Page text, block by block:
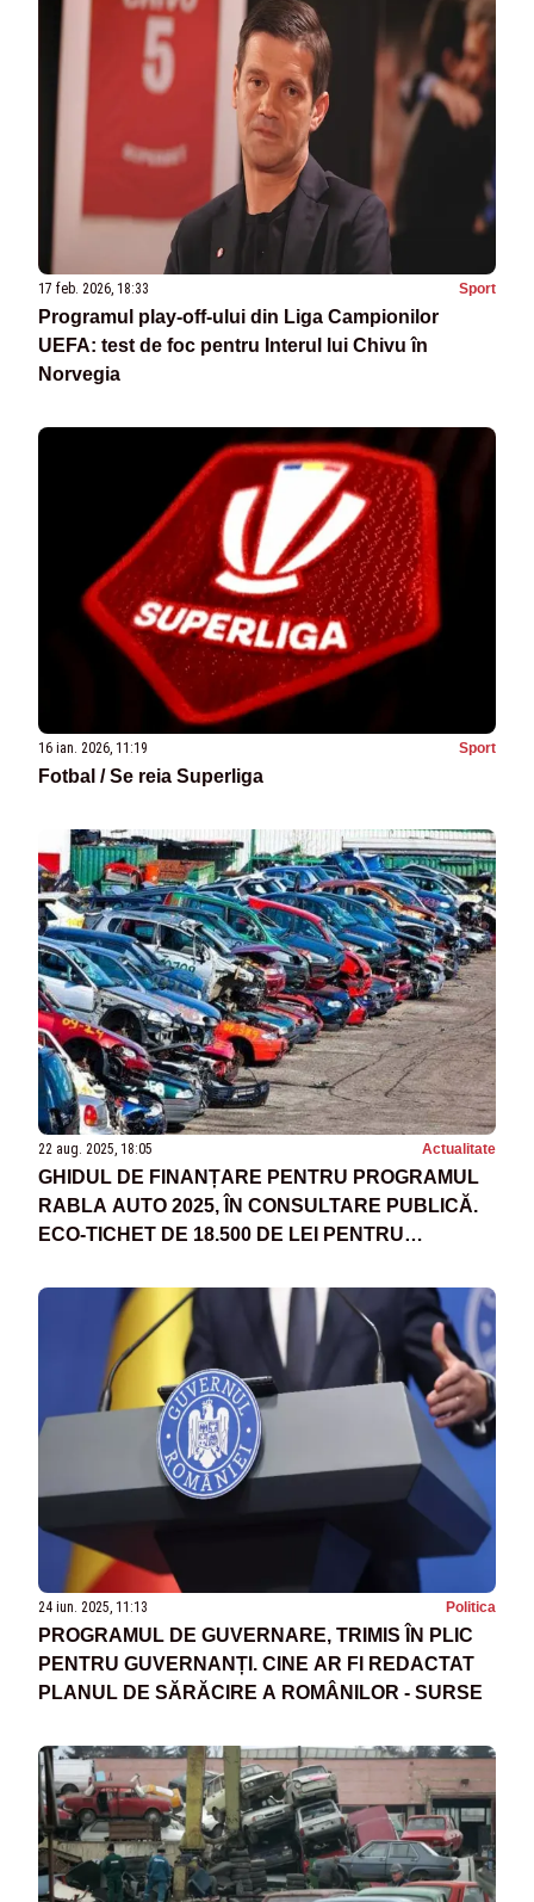
17 feb. 2026, 18:33 Sport
Programul play-off-ului din Liga Campionilor
UEFA: test de foc pentru Interul lui Chivu în
Norvegia
16 ian. 2026, 11:19 Sport
Fotbal / Se reia Superliga
22 aug. 2025, 18:05 Actualitate
GHIDUL DE FINANȚARE PENTRU PROGRAMUL
RABLA AUTO 2025, ÎN CONSULTARE PUBLICĂ.
ECO-TICHET DE 18.500 DE LEI PENTRU
24 iun. 2025, 11:13 Politica
PROGRAMUL DE GUVERNARE, TRIMIS ÎN PLIC
PENTRU GUVERNANȚI. CINE AR FI REDACTAT
PLANUL DE SĂRĂCIRE A ROMÂNILOR - SURSE